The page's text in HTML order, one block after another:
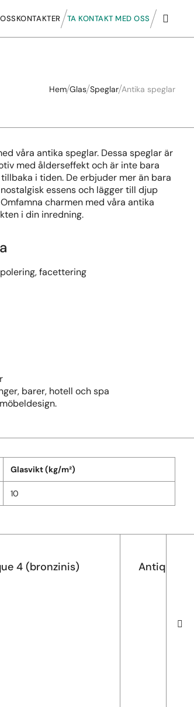
KONTAKTER TA KONTAKT MED OSS
Hem Glas Speglar Antika speglar
våra antika speglar. Dessa speglar är
med ålderseffekt och är inte bara
i tiden. De erbjuder mer än bara
essens och lägger till djup
charmen med våra antika
i din inredning.
facettering
barer, hotell och spa
Glasvikt (kg/m²)
10
4 (bronzinis) Antique 4